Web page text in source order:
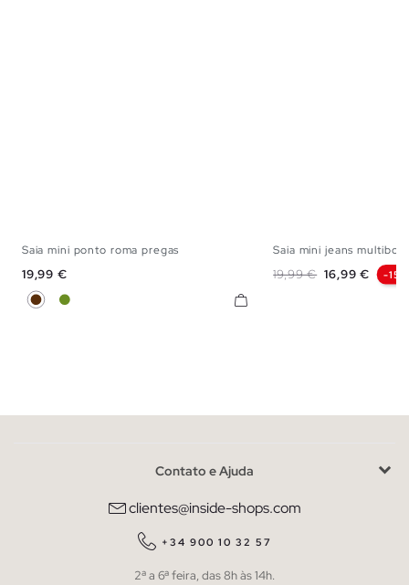
Saia mini ponto roma pregas
Preço
19,99 €
ChocolateVerde Oliva
34
Saia mini jeans
Preço normal
19,99 € Preço
16,99 € -15%
Contato e Ajuda
clientes@inside-shops.com
+34 900 10 32 57
2ª a 6ª feira, das 8h às 14h.